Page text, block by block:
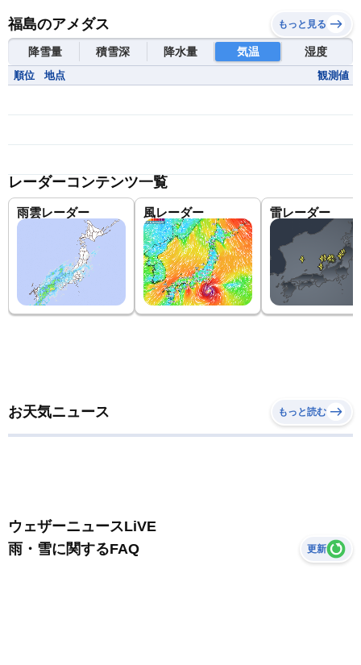
福島のアメダス もっと見る
降雪量 積雪深 降水量 気温 湿度
順位 地点 観測値
レーダーコンテンツ一覧
雨雲レーダー 風レーダー 雷レーダー
お天気ニュース もっと読む
ウェザーニュースLiVE
雨・雪に関するFAQ
更新